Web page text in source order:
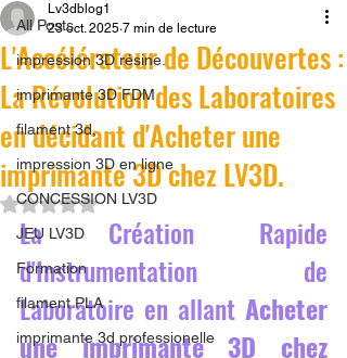
All Posts
impression 3D résine.
imprimante 3D FDM
filament 3d,
impression 3D en ligne
CONCESSION LV3D
JEU LV3D
Formation
filament PLA
imprimante 3d professionelle
L'Accélérateur de Découvertes :
La Révolution des Laboratoires
en décidant d'Acheter une
imprimante 3D chez LV3D.
Lv3dblog1
23 oct. 2025 7 min de lecture
Noté NaN étoiles sur 5.
La Création Rapide
d'Instrumentation de
Laboratoire en allant Acheter
une imprimante 3D chez